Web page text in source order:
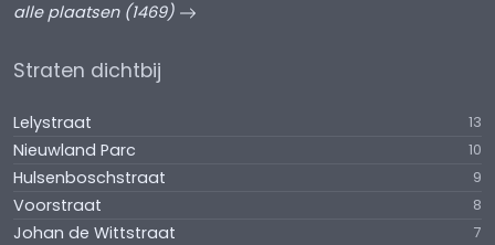
alle plaatsen (1469)
Straten dichtbij
Lelystraat 13
Nieuwland Parc 10
Hulsenboschstraat 9
Voorstraat 8
Johan de Wittstraat 7